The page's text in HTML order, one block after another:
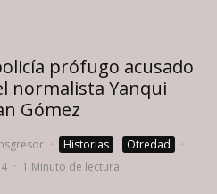
prófugo acusado
normalista Yanqui
Gómez
· Historias Otredad
·
· 1 Minuto de lectura